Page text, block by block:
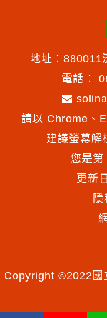
地址︰880011
電話︰
請以 Chrome、
建議螢幕解
您是第
更新
Copyright ©2022國